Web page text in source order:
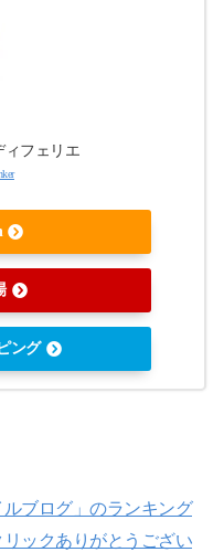
ィフェリエ
ング
ブログ」のランキング
ックありがとうござい